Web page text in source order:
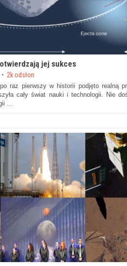
jej sukces
2k odsłon
raz pierwszy w historii podjęto realną
cały świat nauki i technologii. Nie
…